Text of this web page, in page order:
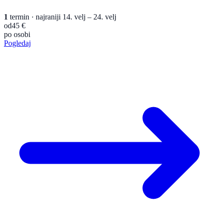
1 termin · najraniji 14. velj – 24. velj
od45 €
po osobi
Pogledaj